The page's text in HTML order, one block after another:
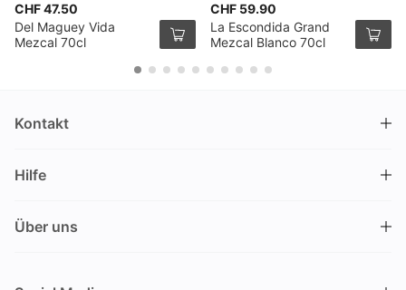
CHF 47.50
Del Maguey Vida
Mezcal 70cl
CHF 59.90
La Escondida Grand
Mezcal Blanco 70cl
Kontakt
Nüschelerstrasse 35
Schweiz
Hilfe
Über uns